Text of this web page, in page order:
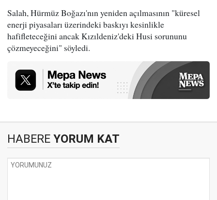
Salah, Hürmüz Boğazı'nın yeniden açılmasının "küresel
enerji piyasaları üzerindeki baskıyı kesinlikle
hafifleteceğini ancak Kızıldeniz'deki Husi sorununu
çözmeyeceğini" söyledi.
HABERE YORUM KAT